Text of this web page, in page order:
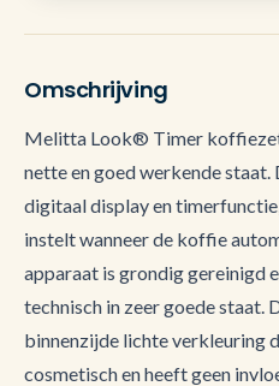
Omschrijving
Melitta Look® Timer
nette en goed werkende
digitaal display en
instelt wanneer de koffie
apparaat is grondig gereinigd
technisch in zeer goede staat.
binnenzijde lichte verkleuring
cosmetisch en heeft geen